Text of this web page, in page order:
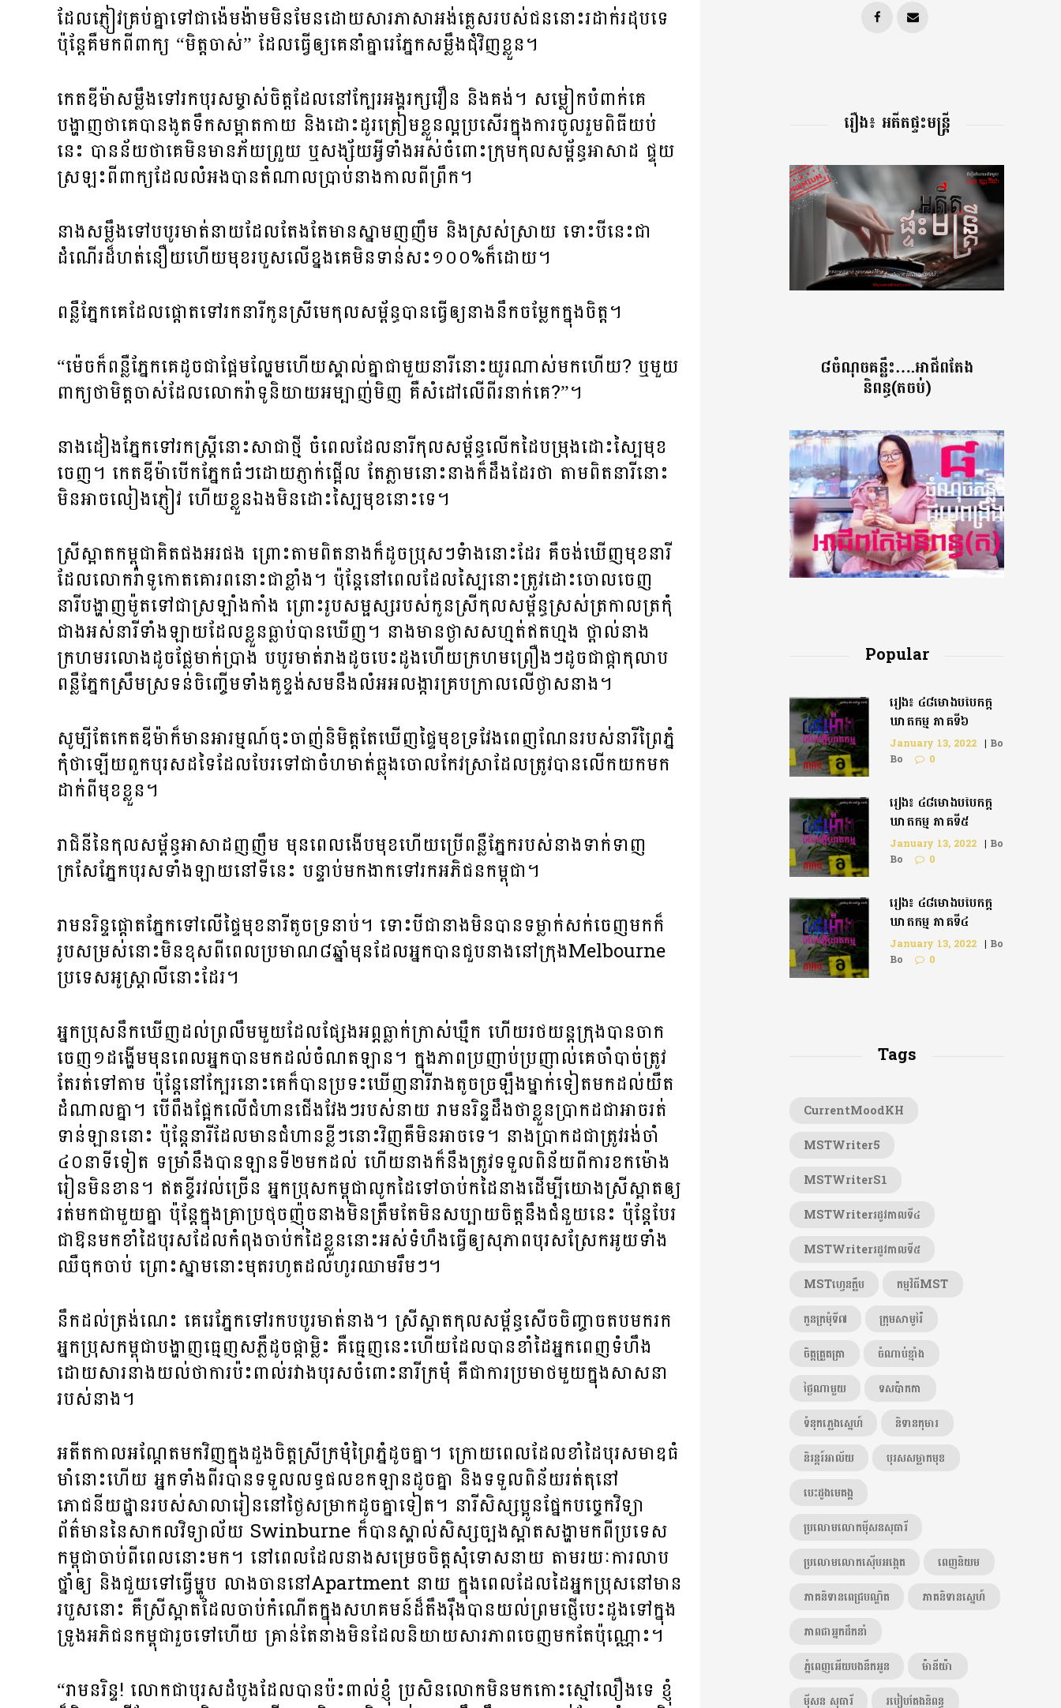
ដែល​ភ្ញៀវ​គ្រប់​គ្នា​ទៅជា​ង៉េមង៉ាម​មិនមែន​ដោយសារ​ភាសា​អង់គ្លេស​របស់​ជន​នោះ​រដាក់រដុប​ទេ​
ប៉ុន្តែ​គឺ​មក​ពី​ពាក្យ “មិត្ត​ចាស់” ដែល​ធ្វើ​ឲ្យ​គេ​នាំ​គ្នា​រេ​ភ្នែក​សម្លឹង​ជុំវិញ​ខ្លួន។
កេតឌីម៉ា​សម្លឹង​ទៅ​រក​បុរស​ម្ចាស់​ចិត្ត​ដែល​នៅ​ក្បែរ​អង្គរក្ស​វឿន និង​គង់។ សម្លៀកបំពាក់​គេ​
បង្ហាញ​ថា​គេ​បាន​ងូត​ទឹក​សម្អាត​កាយ និង​ដោះដូរ​ត្រៀម​ខ្លួន​ល្អ​ប្រសើរ​ក្នុង​ការ​ចូលរួម​ពិធី​យប់​
នេះ បាន​ន័យ​ថា​គេ​មិន​មាន​ភ័យ​ព្រួយ ឬ​សង្ស័យ​អ្វី​ទាំង​អស់​ចំពោះ​ក្រុម​កុលសម្ព័ន្ធ​អាសាដ​ ផ្ទុយ​
ស្រឡះ​ពី​ពាក្យ​ដែល​លំអង​បាន​តំណាល​ប្រាប់​នាង​កាល​ពី​ព្រឹក។
នាង​សម្លឹង​ទៅ​បបូរ​មាត់​នាយ​ដែល​តែង​តែ​មាន​ស្នាម​ញញឹម​ និង​ស្រស់ស្រាយ​ ទោះ​បី​នេះ​ជា​
ដំណើរ​ដ៏​ហត់នឿយ​ហើយ​មុខ​របួស​លើ​ខ្នង​គេ​មិន​ទាន់​សះ១០០%ក៏​ដោយ។
ពន្លឺ​ភ្នែក​គេ​ដែល​ផ្ដោត​ទៅ​រក​នារី​កូន​ស្រី​មេ​កុលសម្ព័ន្ធ​បាន​ធ្វើ​ឲ្យ​នាង​នឹក​ចម្លែក​ក្នុង​ចិត្ត។
“ម៉េច​ក៏​ពន្លឺ​ភ្នែក​គេ​ដូច​ជា​ផ្អែមល្ហែម​ហើយ​ស្គាល់​គ្នា​ជាមួយ​នារី​នោះ​យូរ​ណាស់​មក​ហើយ? ឬ​មួយ​
ពាក្យ​ថា​មិត្ត​ចាស់​ដែល​លោក​រ៉ាទូ​និយាយ​អម្បាញ់មិញ ​គឺ​សំដៅ​លើ​ពីរ​នាក់​គេ?”។
នាង​ដៀង​ភ្នែក​ទៅ​រក​ស្ត្រី​នោះ​សាជាថ្មី​ ចំ​ពេល​ដែល​នារី​កុលសម្ព័ន្ធ​លើក​ដៃ​បម្រុង​ដោះ​ស្បៃ​មុខ​
ចេញ។ កេតឌីម៉ា​បើក​ភ្នែក​ធំៗ​ដោយ​ភ្ញាក់​ផ្អើល តែ​ភ្លាម​នោះ​នាង​ក៏​ដឹង​ដែរ​ថា តាម​ពិត​នារី​នោះ​
មិន​អាច​លៀងភ្ញៀវ ​ហើយ​ខ្លួន​ឯង​មិន​ដោះ​ស្បៃ​មុខ​នោះ​ទេ។
ស្រី​ស្អាត​កម្ពុជា​គិត​ផង​អរ​ផង ព្រោះ​តាម​ពិត​នាង​ក៏​ដូច​ប្រុសៗ​ទំាង​នោះ​ដែរ​ គឺ​ចង់​ឃើញ​មុខ​នារី​
ដែល​លោក​រ៉ាទូ​កោត​គោរព​នោះ​ជា​ខ្លាំង។ ប៉ុន្តែ​នៅ​ពេល​ដែល​ស្បៃ​នោះ​ត្រូវ​ដោះ​ចោល​ចេញ​
នារី​បង្ហាញ​ម៉ូត​ទៅ​ជា​ស្រឡាំងកាំង​ ព្រោះ​រូប​សម្ផស្ស​របស់​កូន​ស្រី​កុលសម្ព័ន្ធ​ស្រស់​ត្រកាលត្រកុំ​
ជាង​អស់​នារី​ទាំងឡាយ​ដែល​ខ្លួន​ធ្លាប់​បាន​ឃើញ។​ នាង​មាន​ថ្ងាស​​ស​ហ្មត់​ឥត​ហ្មង ថ្ពាល់​នាង​
ក្រហម​រលោង​ដូច​ផ្លែ​មាក់ប្រាង​ បបូរ​មាត់​រាង​ដូច​បេះដូង​ហើយ​ក្រហម​ព្រឿងៗ​​ដូច​ជា​ផ្កា​កុលាប
ពន្លឺ​ភ្នែក​ស្រឹម​ស្រទន់​​​ចិញ្ចើម​ទាំង​គូ​ខ្ទង់​សម​នឹង​លំអ​អលង្ការ​គ្រប​ក្រាល​លើ​ថ្ងាស​នាង។
សូម្បីតែ​កេតឌីម៉ា​ក៏​មាន​អារម្មណ៍​ចុះចាញ់​និមិត្ត​តែ​ឃើញ​ផ្ទៃ​មុខ​ទ្រវែង​ពេញ​ណែន​របស់​នារី​ព្រៃ​ភ្នំ​
កុំ​ថា​ឡើយ​ពួក​បុរស​ដទៃ​ដែល​បែរ​ទៅ​ជា​ចំហ​មាត់​ធ្លុង​ចោល​កែវ​ស្រា​ដែល​ត្រូវ​បាន​លើក​យក​មក​
ដាក់​ពី​មុខ​ខ្លួន។
រាជិនី​នៃ​កុលសម្ព័ន្ធ​អាសាដ​ញញឹម ​មុន​ពេល​ងើប​មុខ​ហើយ​ប្រើ​ពន្លឺ​ភ្នែក​របស់​នាង​ទាក់ទាញ​
ក្រសែ​ភ្នែក​​បុរស​ទាំង​ឡាយ​នៅ​ទីនេះ បន្ទាប់​មក​ងាក​ទៅ​រក​អភិជន​កម្ពុជា។
រាមនរិន្ទ​ផ្ដោត​ភ្នែក​ទៅ​លើ​ផ្ទៃ​មុខ​នារី​តូច​ទ្រនាប់។ ទោះបីជា​នាង​មិន​បាន​ទម្លាក់​សក់​ចេញ​មក​ក៏​
រូប​សម្រស់​នោះ​មិន​ខុស​ពី​ពេល​ប្រមាណ​៨ឆ្នាំ​មុន​ដែល​អ្នក​បាន​ជួប​នាង​នៅ​ក្រុងMelbourne
ប្រទេស​​អូស្ត្រាលី​នោះ​ដែរ។
អ្នក​ប្រុស​នឹក​ឃើញ​ដល់​ព្រលឹម​មួយ​ដែល​ផ្សែង​អព្ភ​ធ្លាក់​ក្រាស់​ឃ្មឹក ​ហើយ​រថយន្ត​ក្រុង​បាន​ចាក
ចេញ​១ដង្ហើម​មុន​ពេល​អ្នក​បាន​មក​ដល់​ចំណត​ឡាន។ ក្នុង​ភាព​ប្រញាប់ប្រញាល់​គេ​ចាំ​បាច់​ត្រូវ​
តែ​រត់​ទៅ​តាម​ ប៉ុន្តែ​នៅ​ក្បែរ​នោះ​គេ​ក៏​បាន​ប្រទះ​ឃើញ​នារី​រាង​តូច​ច្រឡឹង​ម្នាក់​ទៀត​មក​ដល់​យឺត​
ដំណាល​គ្នា។ បើ​ពឹង​ផ្អែក​លើ​ជំហាន​ជើង​វែងៗ​របស់​នាយ រាមនរិន្ទ​ដឹង​ថា​ខ្លួន​ប្រាកដ​ជា​អាច​រត់​
ទាន់​ឡាន​នោះ ប៉ុន្តែ​នារី​ដែល​មាន​ជំហាន​ខ្លីៗ​នោះ​វិញ​គឺ​មិន​អាច​ទេ។ នាង​ប្រាកដ​ជា​ត្រូវ​រង់ចាំ​
៤០​នាទី​ទៀត​ ទម្រាំ​នឹង​បាន​ឡាន​ទី២​មក​ដល់ ហើយ​នាង​ក៏​នឹង​ត្រូវ​ទទួល​ពិន័យ​ពី​ការ​ខក​ម៉ោង​
រៀន​មិន​ខាន។ ឥត​ខ្ចី​រវល់​ច្រើន អ្នក​ប្រុស​កម្ពុជា​លូក​ដៃ​ទៅ​ចាប់​ក​ដៃ​នាង​ដើម្បី​យោង​ស្រី​ស្អាត​ឲ្យ​
រត់​មក​ជាមួយ​គ្នា ​ប៉ុន្តែ​ក្នុង​គ្រា​ប្រថុចញ៉ុច​នាង​មិន​ត្រឹម​តែ​មិន​សប្បាយ​ចិត្ត​នឹង​ជំនួយ​នេះ​ ប៉ុន្តែ​បែរ​
ជា​ឱន​មក​ខាំ​ដៃ​បុរស​ដែល​កំពុង​ចាប់​ក​ដៃ​ខ្លួន​នោះ​អស់​ទំហឹង​ធ្វើ​ឲ្យ​​សុភាព​បុរស​ស្រែក​អូយ​ទាំង​
ឈឺ​ចុកចាប់​ ព្រោះ​ស្នាម​នោះ​មុត​រហូត​ដល់​ហូរ​ឈាម​រឹមៗ។
នឹក​ដល់​ត្រង់​ណេះ​ គេ​រេ​ភ្នែក​ទៅ​រក​បបូរ​មាត់​នាង។ ស្រី​ស្អាត​កុលសម្ព័ន្ធ​សើច​ចិញ្ចាច​តប​មក​រក​
អ្នក​ប្រុស​កម្ពុជា​បង្ហាញ​ធ្មេញ​ស​ភ្លឺ​ដូច​ផ្កា​ម្លិះ គឺ​ធ្មេញ​នេះ​ហើយ​ដែល​បាន​ខាំ​ដៃ​អ្នក​ពេញ​ទំហឹង​
ដោយ​សារ​នាង​យល់​ថា​ការ​ប៉ះពាល់​រវាង​បុរស​ចំពោះ​នារី​ក្រមុំ​ គឺ​ជា​ការ​ប្រមាថ​មួយ​ក្នុង​សាសនា​
របស់​នាង។
អតីតកាល​អណ្ដែត​មក​វិញ​ក្នុង​ដួង​ចិត្ត​ស្រី​ក្រមុំ​ព្រៃ​ភ្នំ​ដូច​គ្នា។ ក្រោយ​ពេល​ដែល​ខាំ​ដៃ​បុរស​មាឌ​ធំ​
មាំ​នោះ​ហើយ​ អ្នក​ទាំង​ពីរ​បាន​ទទួល​លទ្ធផល​ខក​ឡាន​ដូចគ្នា​ និង​ទទួល​ពិន័យ​រត់​តុ​នៅ​
ភោជនីយដ្ឋាន​របស់​សាលារៀន​នៅ​ថ្ងៃ​សម្រាក​ដូច​គ្នា​ទៀត។ នារី​សិស្ស​ប្អូន​ផ្នែក​បច្ចេកវិទ្យា​
ព័ត៌មាន​នៃ​សាកល​វិទ្យាល័យ Swinburne ក៏​បាន​ស្គាល់​សិស្ស​ច្បង​ស្អាត​សង្ហា​មក​ពី​ប្រទេស​
កម្ពុជា​ចាប់ពី​ពេល​នោះ​មក។ នៅ​ពេល​ដែល​នាង​សម្រេច​ចិត្ត​សុំទោស​នាយ​ តាម​រយៈ​ការ​លាប​
ថ្នាំ​ឲ្យ​ ​និង​ជួយ​ទៅ​ធ្វើ​ម្ហូប​ លាង​ចាន​នៅ​Apartment​ នាយ​ ក្នុង​ពេល​ដែល​ដៃ​អ្នក​ប្រុស​នៅ​មាន​
របួស​នោះ គឺ​ស្រី​ស្អាត​ដែល​ចាប់​កំណើត​ក្នុង​សហគមន៍​ដ៏​តឹងរ៉ឹង​បាន​យល់​ព្រម​ផ្ញើ​បេះដូង​ទៅ​ក្នុង​
ទ្រូង​អភិជន​កម្ពុជា​រួច​ទៅ​ហើយ​ គ្រាន់​តែ​នាង​មិន​ដែល​និយាយ​សារភាព​ចេញ​មក​តែ​ប៉ុណ្ណោះ។
“រាមនរិន្ទ! លោក​ជា​បុរស​ដំបូង​ដែល​បាន​ប៉ះពាល់​ខ្ញុំ ប្រសិន​លោក​មិន​មក​កោះ​ស្មៅ​លឿង​ទេ ខ្ញុំ​
រឿង៖ អតីតផ្ទះមន្រ្តី
៨ចំណុចគន្លឹះ….អាជីពតែង
និពន្ធ(តចប់)
Popular
រឿង៖ ៤៨ម៉ោងបំបែកក្តី
ឃាតកម្ម ភាគទី៦
January 13, 2022 | Bo
Bo
0
រឿង៖ ៤៨ម៉ោងបំបែកក្ដី
ឃាតកម្ម ភាគទី៥
January 13, 2022 | Bo
Bo
0
រឿង៖ ៤៨ម៉ោងបំបែកក្តី
ឃាតកម្ម ភាគទី៤
January 13, 2022 | Bo
Bo
0
Tags
CurrentMoodKH
MSTWriter5
MSTWriterS1
MSTWriterរដូវកាលទី៤
MSTWriterរដូវកាលទី៥
MSTហ្វេនក្លឹប
កម្មវិធីMST
កូនក្រមុំទី៧
ក្រុមសាមូរ៉ៃ
ចិត្តត្រួតត្រា
ចំណាប់ខ្មាំង
ថ្ងៃណាមួយ
ទសប៉ាកកា
ទំនុកភ្លេងស្នេហ៍
និទានកុមារ
និរន្តរ៍អាល័យ
បុរសសម្លាកមុខ
បេះដូងមេគង្គ
ប្រលោមលោកម៉ីសនសុធារី
ប្រលោមលោកស៊ើបអង្កេត
ពេញនិយម
ភាគនិទានពេជ្របណ្ឌិត
ភាគនិទានស្នេហ៍
ភាពជាអ្នកដឹកនាំ
ភ្នំពេញអើយបងនឹកអូន
ម៉ានីយ៉ា
ម៉ីសន សុធារី
របៀបតែងនិពន្ធ